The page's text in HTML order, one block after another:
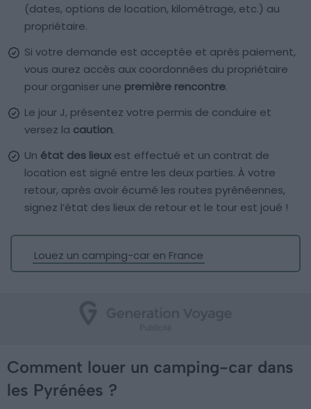
(dates, options de location, kilométrage, etc.) au
propriétaire.
Si votre demande est acceptée et après paiement,
vous aurez accès aux coordonnées du propriétaire
pour organiser une première rencontre.
Le jour J, présentez votre permis de conduire et
versez la caution.
Un état des lieuxest effectué et un contrat de
location est signé entre les deux parties. À votre
retour, après avoir écumé les routes pyrénéennes,
signez l’état des lieux de retour et le tour est joué !
Louez un camping-car en France
Comment louer un camping-car dans
les Pyrénées ?